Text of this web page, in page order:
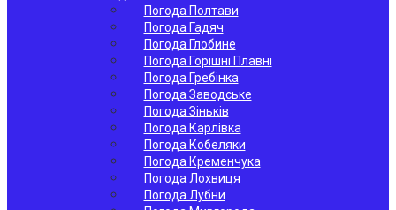
Погода Полтави
Погода Гадяч
Погода Глобине
Погода Горішні Плавні
Погода Гребінка
Погода Заводське
Погода Зіньків
Погода Карлівка
Погода Кобеляки
Погода Кременчука
Погода Лохвиця
Погода Лубни